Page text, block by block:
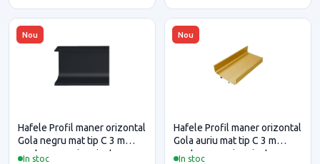
Nou
In stoc
Hafele Profil maner orizontal
Gola negru mat tip C 3 m
pentru casa si proiecte
Nou
In stoc
Hafele Profil maner orizontal
Gola auriu mat tip C 3 m
pentru casa si proiecte